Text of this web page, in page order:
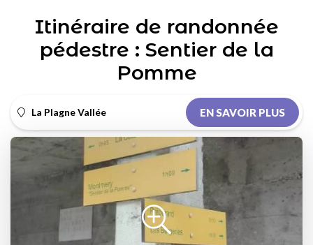
Itinéraire de randonnée
pédestre : Sentier de la
Pomme
La Plagne Vallée EN SAVOIR PLUS